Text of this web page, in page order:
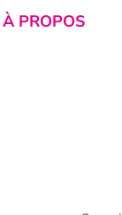
À PROPOS